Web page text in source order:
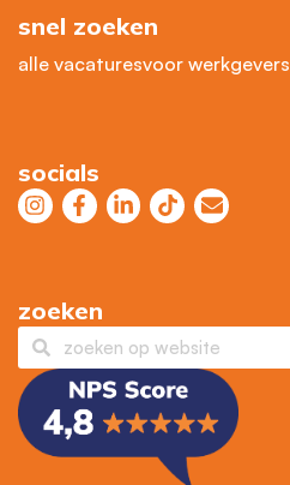
snel zoeken
alle vacaturesvoor werkgevers
socials
zoeken